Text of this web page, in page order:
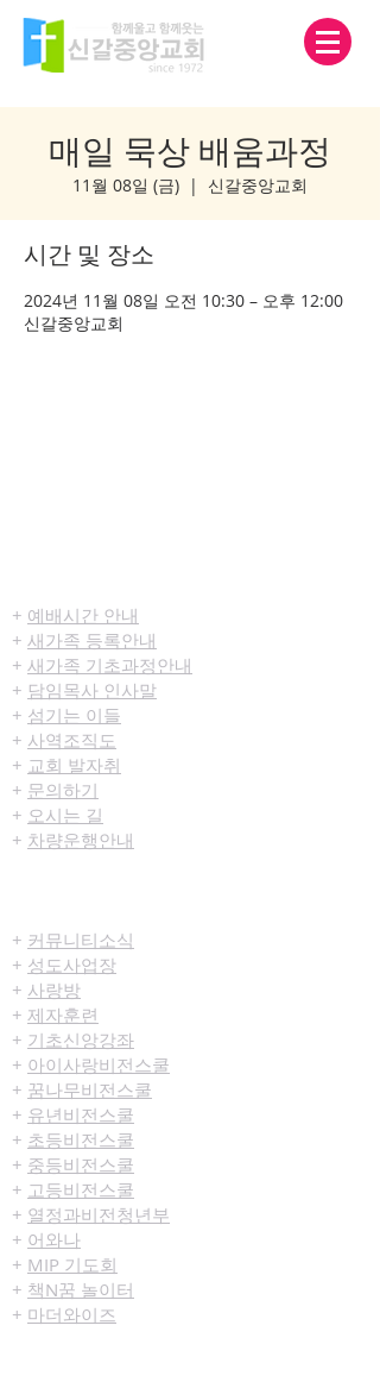
매일 묵상 배움과정
11월 08일 (금)
  |
신갈중앙교회
시간 및 장소
2024년 11월 08일 오전 10:30 – 오후 12:00
신갈중앙교회
+ 예배시간 안내
+ 새가족 등록안내
+ 새가족 기초과정안내
+ 담임목사 인사말
+ 섬기는 이들
+ 사역조직도
+ 교회 발자취
+ 문의하기
+ 오시는 길
+ 차량운행안내
+ 커뮤니티​소식
+ 성도사업장
+ 사랑방
+ 제자훈련
+ 기초신앙강좌
+ 아이사랑비전스쿨
+ 꿈나무비전스쿨
+ 유년비전스쿨
+ 초등비전스쿨
+ 중등비전스쿨
+ 고등비전스쿨
+ 열정과비전청년부
+ 어와나
+ MIP 기도회
+ 책N꿈 놀이터
+ 마더와이즈